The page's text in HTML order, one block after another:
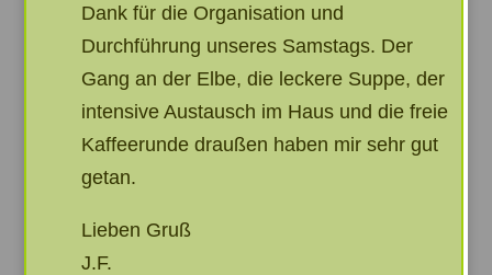
Dank für die Organisation und
Durchführung unseres Samstags. Der
Gang an der Elbe, die leckere Suppe, der
intensive Austausch im Haus und die freie
Kaffeerunde draußen haben mir sehr gut
getan.
Lieben Gruß
J.F.